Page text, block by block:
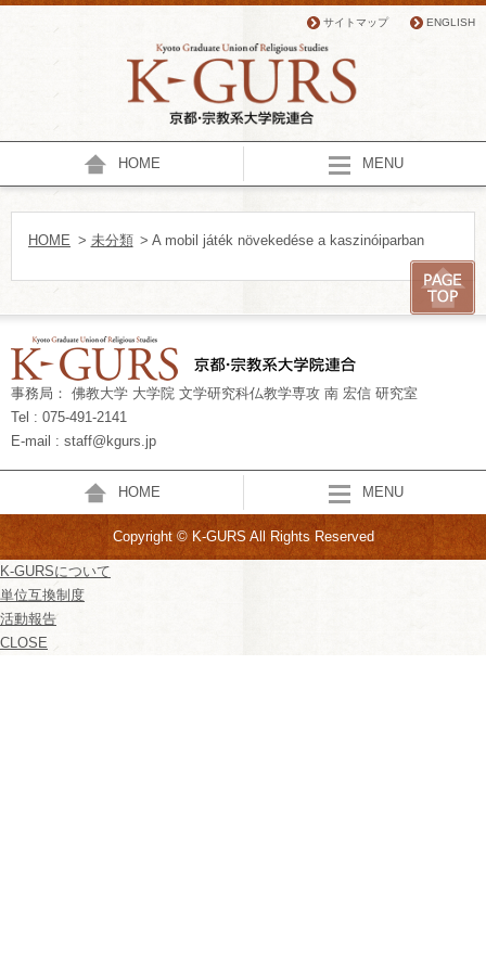
サイトマップ ENGLISH
HOME MENU
HOME > 未分類 > A mobil játék növekedése a kaszinóiparban
事務局： 佛教大学 大学院 文学研究科仏教学専攻 南 宏信 研究室
Tel : 075-491-2141
E-mail : staff@kgurs.jp
HOME MENU
Copyright © K-GURS All Rights Reserved
K-GURSについて
単位互換制度
活動報告
CLOSE